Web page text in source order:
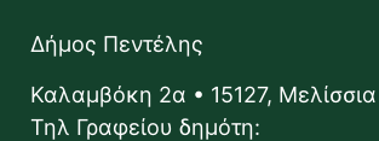
Δήμος Πεντέλης
Καλαμβόκη 2α • 15127, Μελίσσια
Τηλ Γραφείου δημότη: